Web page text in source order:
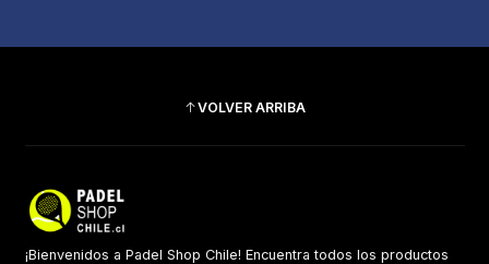
VOLVER ARRIBA
¡Bienvenidos a Padel Shop Chile! Encuentra todos los productos